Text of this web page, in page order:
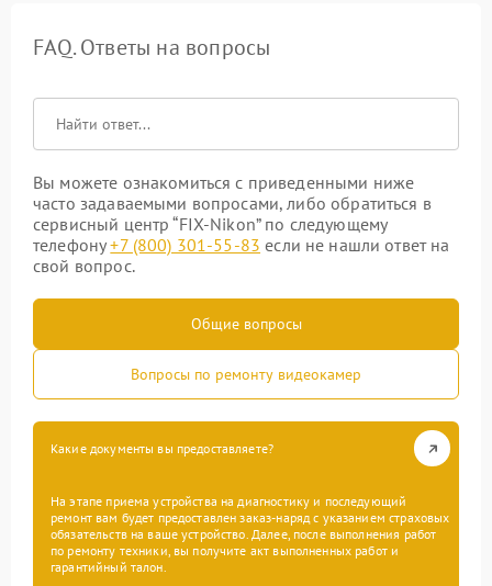
FAQ. Ответы на вопросы
Вы можете ознакомиться с приведенными ниже
часто задаваемыми вопросами, либо обратиться в
сервисный центр “FIX-Nikon” по следующему
телефону+7 (800) 301-55-83 если не нашли ответ на
свой вопрос.
Общие вопросы
Вопросы по ремонту видеокамер
Какие документы вы предоставляете?
На этапе приема устройства на диагностику и последующий
ремонт вам будет предоставлен заказ-наряд с указанием страховых
обязательств на ваше устройство. Далее, после выполнения работ
по ремонту техники, вы получите акт выполненных работ и
гарантийный талон.